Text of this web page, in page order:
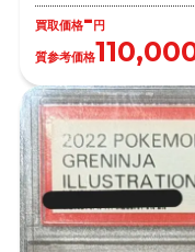
買取価格-円
質参考価格